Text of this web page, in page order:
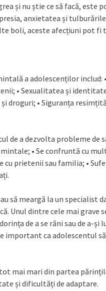
și nu știe ce să facă, este
anxietatea și
boli, aceste afecțiuni pot
a adolescenților includ:
• Sexualitatea și
droguri; • Siguranța
de a dezvolta probleme de
• Se confruntă cu
prietenii sau familia; •
să meargă la un specialist
Unul dintre cele mai grave
de a se răni sau de a-și
important ca adolescentul
mai mari din partea
și dificultăți de adaptare.